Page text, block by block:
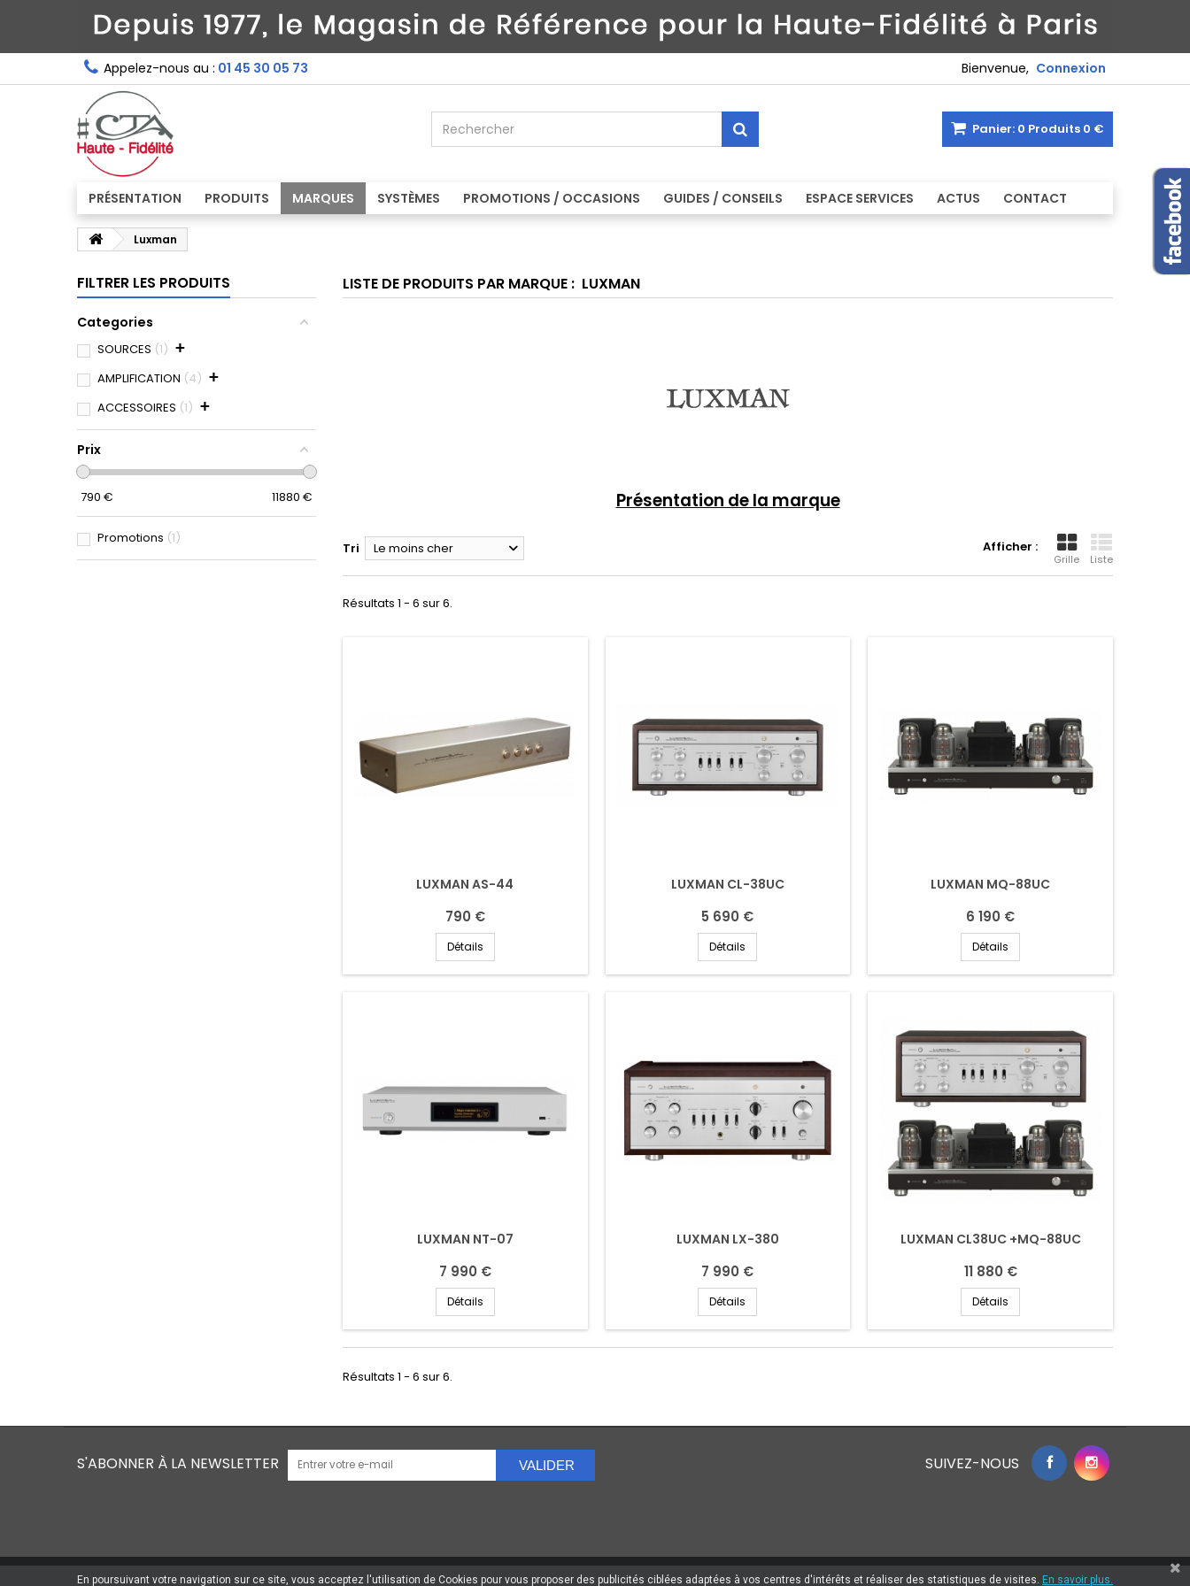
Bienvenue, Connexion
Appelez-nous au : 01 45 30 05 73
Panier: 0 Produits 0 €
PRÉSENTATION PRODUITS MARQUES SYSTÈMES PROMOTIONS / OCCASIONS GUIDES / CONSEILS ESPACE SERVICES ACTUS CONTACT
Luxman
FILTRER LES PRODUITS
Categories
SOURCES 1 +
AMPLIFICATION 4 +
ACCESSOIRES 1 +
Prix
790 € 11880 €
Promotions 1
LISTE DE PRODUITS PAR MARQUE : LUXMAN
Présentation de la marque
Afficher :
Grille Liste
Tri Le moins cher
Résultats 1 - 6 sur 6.
LUXMAN AS-44
790 €
Détails
LUXMAN CL-38UC
5 690 €
Détails
LUXMAN MQ-88UC
6 190 €
Détails
LUXMAN NT-07
7 990 €
Détails
LUXMAN LX-380
7 990 €
Détails
LUXMAN CL38UC +MQ-88UC
11 880 €
Détails
Résultats 1 - 6 sur 6.
S'ABONNER À LA NEWSLETTER VALIDER SUIVEZ-NOUS
En poursuivant votre navigation sur ce site, vous acceptez l'utilisation de Cookies pour vous proposer des publicités ciblées adaptées à vos centres d'intérêts et réaliser des statistiques de visites. En savoir plus.